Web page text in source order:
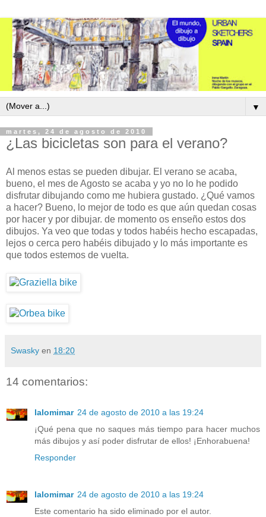
▼
martes, 24 de agosto de 2010
¿Las bicicletas son para el verano?
Al menos estas se pueden dibujar. El verano se acaba,
bueno, el mes de Agosto se acaba y yo no lo he podido
disfrutar dibujando como me hubiera gustado. ¿Qué vamos
a hacer? Bueno, lo mejor de todo es que aún quedan cosas
por hacer y por dibujar. de momento os enseño estos dos
dibujos. Ya veo que todas y todos habéis hecho escapadas,
lejos o cerca pero habéis dibujado y lo más importante es
que todos estemos de vuelta.
Swasky en 18:20
14 comentarios:
lalomimar 24 de agosto de 2010 a las 19:24
¡Qué pena que no saques más tiempo para hacer muchos
más dibujos y así poder disfrutar de ellos! ¡Enhorabuena!
Responder
lalomimar 24 de agosto de 2010 a las 19:24
Este comentario ha sido eliminado por el autor.